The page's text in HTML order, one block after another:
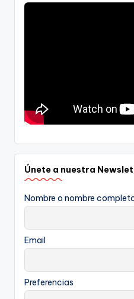
Únete a nuestra
Nombre o nombre
Email
Preferencias